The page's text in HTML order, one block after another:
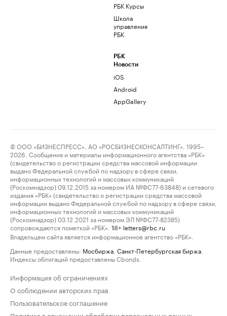
РБК Курсы
Школа
управления
РБК
РБК
Новости
iOS
Android
AppGallery
© ООО «БИЗНЕСПРЕСС», АО «РОСБИЗНЕСКОНСАЛТИНГ», 1995–
2026. Сообщения и материалы информационного агентства «РБК»
(свидетельство о регистрации средства массовой информации
выдано Федеральной службой по надзору в сфере связи,
информационных технологий и массовых коммуникаций
(Роскомнадзор) 09.12.2015 за номером ИА №ФС77-63848) и сетевого
издания «РБК» (свидетельство о регистрации средства массовой
информации выдано Федеральной службой по надзору в сфере связи,
информационных технологий и массовых коммуникаций
(Роскомнадзор) 03.12.2021 за номером ЭЛ №ФС77-82385)
сопровождаются пометкой «РБК».
18+ letters@rbc.ru
Владельцем сайта является информационное агентство «РБК».
Данные предоставлены: Мосбиржа Санкт-Петербургская биржа
Индексы облигаций предоставлены Cbonds.
Информация об ограничениях
О соблюдении авторских прав
Пользовательское соглашение